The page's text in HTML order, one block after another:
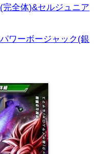
全体)&セルジュニア
ワーボージャック(銀